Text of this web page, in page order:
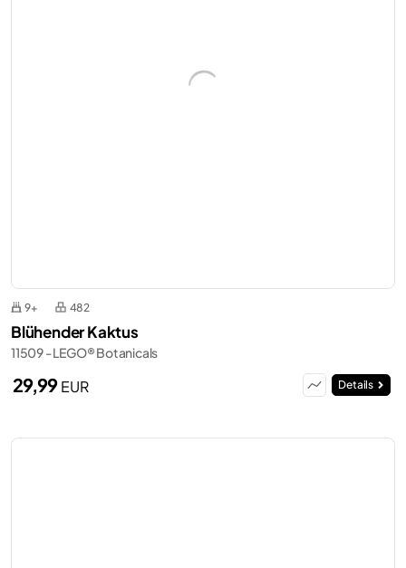
9+ 482
Blühender Kaktus
11509 - LEGO® Botanicals
29,99EUR Details